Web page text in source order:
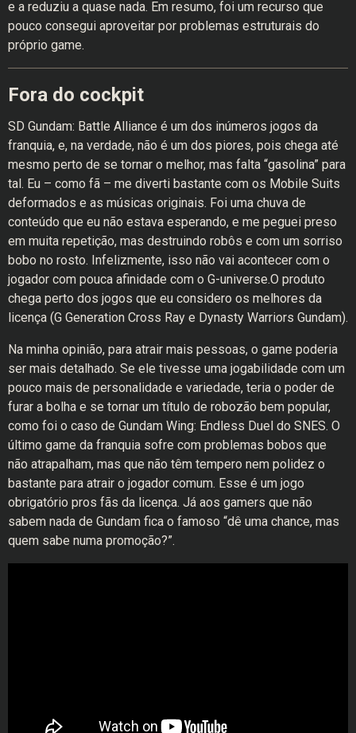
e a reduziu a quase nada. Em resumo, foi um recurso que
pouco consegui aproveitar por problemas estruturais do
próprio game.
Fora do cockpit
SD Gundam: Battle Alliance é um dos inúmeros jogos da
franquia, e, na verdade, não é um dos piores, pois chega até
mesmo perto de se tornar o melhor, mas falta “gasolina” para
tal. Eu – como fã – me diverti bastante com os Mobile Suits
deformados e as músicas originais. Foi uma chuva de
conteúdo que eu não estava esperando, e me peguei preso
em muita repetição, mas destruindo robôs e com um sorriso
bobo no rosto. Infelizmente, isso não vai acontecer com o
jogador com pouca afinidade com o G-universe.O produto
chega perto dos jogos que eu considero os melhores da
licença (G Generation Cross Ray e Dynasty Warriors Gundam).
Na minha opinião, para atrair mais pessoas, o game poderia
ser mais detalhado. Se ele tivesse uma jogabilidade com um
pouco mais de personalidade e variedade, teria o poder de
furar a bolha e se tornar um título de robozão bem popular,
como foi o caso de Gundam Wing: Endless Duel do SNES. O
último game da franquia sofre com problemas bobos que
não atrapalham, mas que não têm tempero nem polidez o
bastante para atrair o jogador comum. Esse é um jogo
obrigatório pros fãs da licença. Já aos gamers que não
sabem nada de Gundam fica o famoso “dê uma chance, mas
quem sabe numa promoção?”.